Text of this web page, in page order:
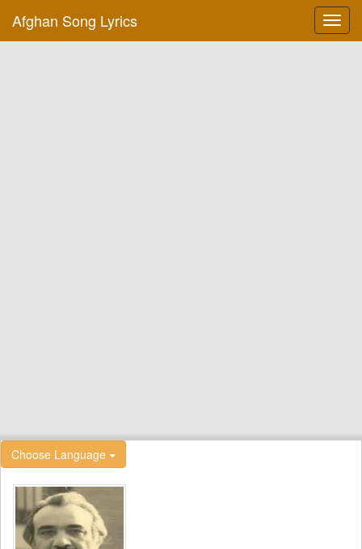
Afghan Song Lyrics
Choose Language